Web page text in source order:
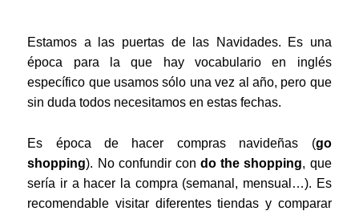
Estamos a las puertas de las Navidades. Es una
época para la que hay vocabulario en inglés
específico que usamos sólo una vez al año, pero que
sin duda todos necesitamos en estas fechas.
Es época de hacer compras navideñas (go
shopping). No confundir condo the shopping, que
sería ir a hacer la compra (semanal, mensual…). Es
recomendable visitar diferentes tiendas y comparar